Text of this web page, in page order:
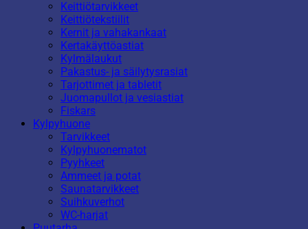
Keittiötarvikkeet
Keittiötekstiilit
Kernit ja vahakankaat
Kertakäyttöastiat
Kylmälaukut
Pakastus- ja säilytysrasiat
Tarjottimet ja tabletit
Juomapullot ja vesiastiat
Fiskars
Kylpyhuone
Tarvikkeet
Kylpyhuonematot
Pyyhkeet
Ammeet ja potat
Saunatarvikkeet
Suihkuverhot
WC-harjat